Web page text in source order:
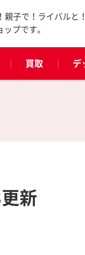
親子で！ライバルと
プです。
買取 デ
新